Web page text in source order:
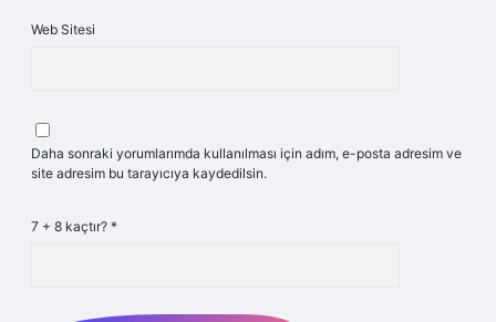
Web Sitesi
Daha sonraki yorumlarımda kullanılması için adım, e-posta adresim ve
site adresim bu tarayıcıya kaydedilsin.
7 + 8 kaçtır? *